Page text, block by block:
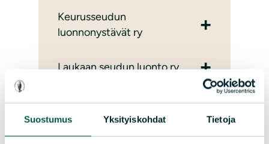
Suostumus Yksityiskohdat Tietoja
Keurusseudun
luonnonystävät ry
Laukaan seudun luonto ry
Petäjäveden luonto ry
Saarijärven seudun